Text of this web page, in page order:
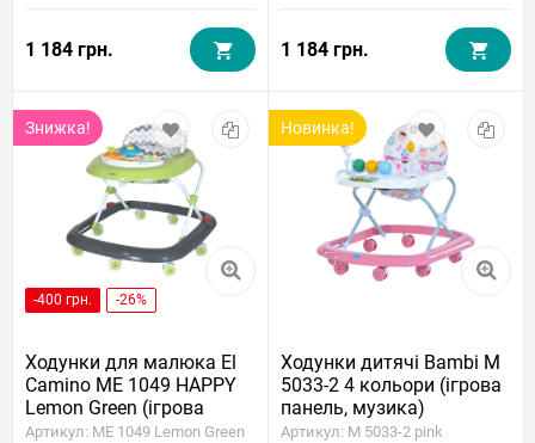
1 184 грн. 1 184 грн.
Знижка!
-400 грн. -26%
Ходунки для малюка El
Camino ME 1049 HAPPY
Lemon Green (ігрова
панель, музика, світло)
Артикул: ME 1049 Lemon Green
Новинка!
Ходунки дитячі Bambi M
5033-2 4 кольори (ігрова
панель, музика)
Артикул: M 5033-2 pink